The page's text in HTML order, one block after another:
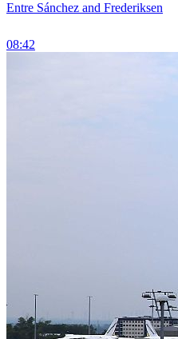
Entre Sánchez and Frederiksen
08:42